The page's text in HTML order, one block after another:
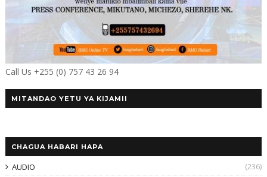
Call Us +255 (0) 757 43 26 94
MITANDAO YETU YA KIJAMII
CHAGUA HABARI HAPA
AUDIO
(236)